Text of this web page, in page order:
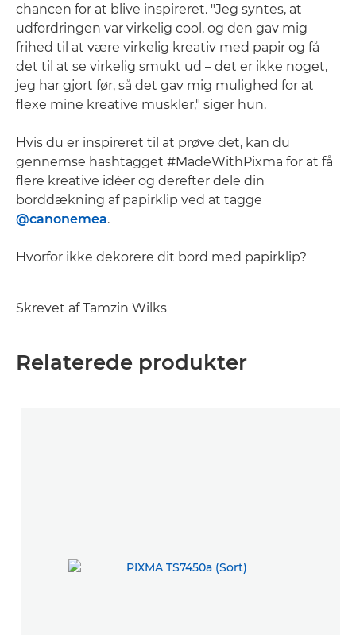
chancen for at blive inspireret. "Jeg syntes, at
udfordringen var virkelig cool, og den gav mig
frihed til at være virkelig kreativ med papir og få
det til at se virkelig smukt ud – det er ikke noget,
jeg har gjort før, så det gav mig mulighed for at
flexe mine kreative muskler," siger hun.
Hvis du er inspireret til at prøve det, kan du
gennemse hashtagget #MadeWithPixma for at få
flere kreative idéer og derefter dele din
borddækning af papirklip ved at tagge
@canonemea.
Hvorfor ikke dekorere dit bord med papirklip?
Skrevet af Tamzin Wilks
Relaterede produkter